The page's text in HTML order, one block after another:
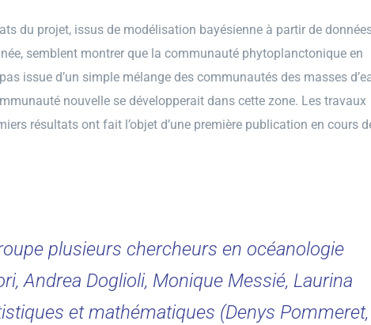
du projet, issus de modélisation bayésienne à partir de
semblent montrer que la communauté phytoplanctonique en
issue d’un simple mélange des communautés des masses
nouvelle se développerait dans cette zone. Les travaux
résultats ont fait l’objet d’une première publication en cours
plusieurs chercheurs en océanologie
Andrea Doglioli, Monique Messié, Laurina
et mathématiques (Denys Pommeret,